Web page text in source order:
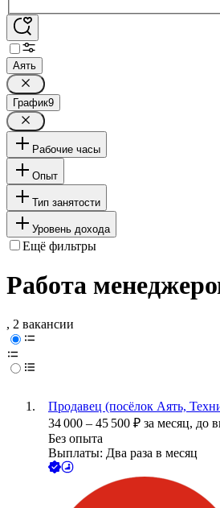
Аять
График9
Рабочие часы
Опыт
Тип занятости
Уровень дохода
Ещё фильтры
Работа
, 2 вакансии
Продавец (посёлок Аять,
34 000 – 45 500 ₽ за месяц, до
Без опыта
Выплаты: Два раза в месяц